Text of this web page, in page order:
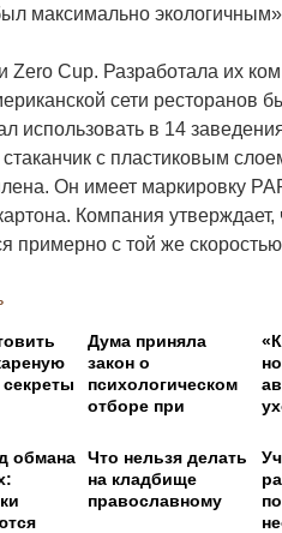
максимально
Zero Cup. Разработала их
сети ресторанов
использовать в 14
с пластиковым
Он имеет маркировку
Компания утверждает,
примерно с той же
Дума приняла
закон о
психологическом
отборе при
военную службу
обмана
Что нельзя делать
на кладбище
православному